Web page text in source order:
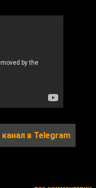
канал в Telegram